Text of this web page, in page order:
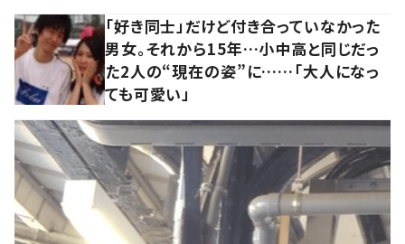
「好き同士」だけど付き合っていなかった
男女。それから15年…小中高と同じだっ
た2人の“現在の姿”に……「大人になっ
ても可愛い」